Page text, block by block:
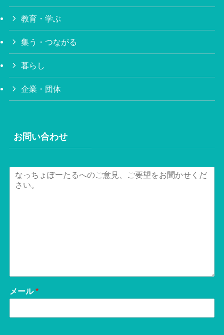
教育・学ぶ
集う・つながる
暮らし
企業・団体
お問い合わせ
メール*